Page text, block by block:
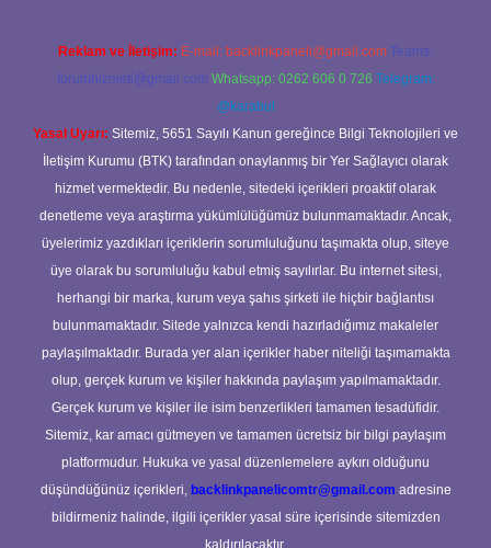
Reklam ve İletişim: E-mail: backlinkpaneli@gmail.com Teams:
forumhizmeti@gmail.com Whatsapp: 0262 606 0 726 Telegram:
@karabul
Yasal Uyarı: Sitemiz, 5651 Sayılı Kanun gereğince Bilgi Teknolojileri ve
İletişim Kurumu (BTK) tarafından onaylanmış bir Yer Sağlayıcı olarak
hizmet vermektedir. Bu nedenle, sitedeki içerikleri proaktif olarak
denetleme veya araştırma yükümlülüğümüz bulunmamaktadır. Ancak,
üyelerimiz yazdıkları içeriklerin sorumluluğunu taşımakta olup, siteye
üye olarak bu sorumluluğu kabul etmiş sayılırlar. Bu internet sitesi,
herhangi bir marka, kurum veya şahıs şirketi ile hiçbir bağlantısı
bulunmamaktadır. Sitede yalnızca kendi hazırladığımız makaleler
paylaşılmaktadır. Burada yer alan içerikler haber niteliği taşımamakta
olup, gerçek kurum ve kişiler hakkında paylaşım yapılmamaktadır.
Gerçek kurum ve kişiler ile isim benzerlikleri tamamen tesadüfidir.
Sitemiz, kar amacı gütmeyen ve tamamen ücretsiz bir bilgi paylaşım
platformudur. Hukuka ve yasal düzenlemelere aykırı olduğunu
düşündüğünüz içerikleri, backlinkpanelicomtr@gmail.com adresine
bildirmeniz halinde, ilgili içerikler yasal süre içerisinde sitemizden
kaldırılacaktır.